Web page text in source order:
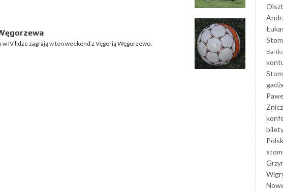
w IV lidze zagrają w ten weekend z Vęgorią Węgorzewo.